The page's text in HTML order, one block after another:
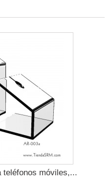
teléfonos móviles,...